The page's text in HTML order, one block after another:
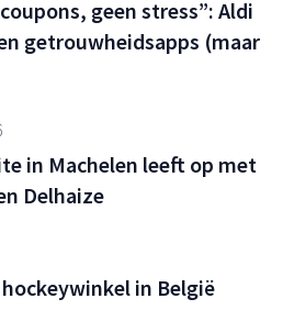
geen stress”: Aldi
getrouwheidsapps (maar
in Machelen leeft op met
Delhaize
in België